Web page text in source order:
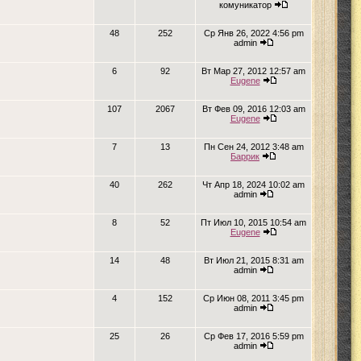
комуникатор
48 252
Ср Янв 26, 2022 4:56 pm
admin
6 92
Вт Мар 27, 2012 12:57 am
Eugene
107 2067
Вт Фев 09, 2016 12:03 am
Eugene
7 13
Пн Сен 24, 2012 3:48 am
Баррик
40 262
Чт Апр 18, 2024 10:02 am
admin
8 52
Пт Июл 10, 2015 10:54 am
Eugene
14 48
Вт Июл 21, 2015 8:31 am
admin
4 152
Ср Июн 08, 2011 3:45 pm
admin
25 26
Ср Фев 17, 2016 5:59 pm
admin